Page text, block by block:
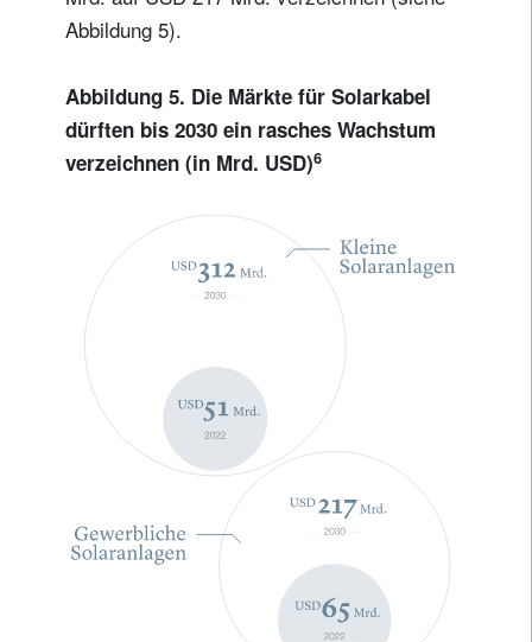
Abbildung 5).
Abbildung 5. Die Märkte für Solarkabel
dürften bis 2030 ein rasches Wachstum
verzeichnen (in Mrd. USD)6